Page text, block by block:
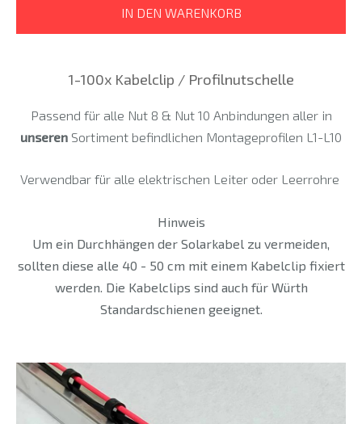
IN DEN WARENKORB
1-100x Kabelclip / Profilnutschelle
Passend für alle Nut 8 & Nut 10 Anbindungen aller in
unseren Sortiment befindlichen Montageprofilen L1-L10
Verwendbar für alle elektrischen Leiter oder Leerrohre
Hinweis
Um ein Durchhängen der Solarkabel zu vermeiden,
sollten diese alle 40 - 50 cm mit einem Kabelclip fixiert
werden. Die Kabelclips sind auch für Würth
Standardschienen geeignet.